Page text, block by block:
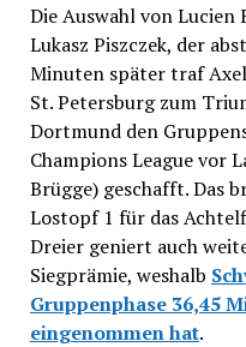
Die Auswahl von Lucien
Lukasz Piszczek, der
Minuten später traf
St. Petersburg zum
Dortmund den
Champions League vor
Brügge) geschafft. Das
Lostopf 1 für das
Dreier geniert auch
Siegprämie, weshalb
Gruppenphase 36,45
eingenommen hat.